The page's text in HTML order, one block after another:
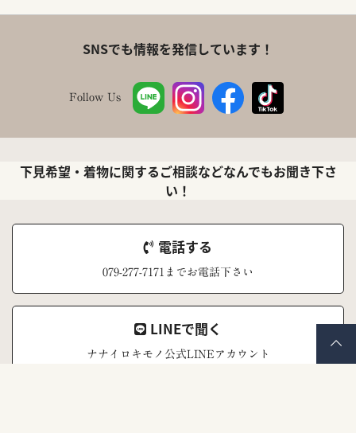
SNSでも情報を発信しています！
Follow Us
下見希望・着物に関するご相談などなんでもお聞き下さ
い！
電話する
079-277-7171までお電話下さい
LINEで聞く
ナナイロキモノ公式LINEアカウント